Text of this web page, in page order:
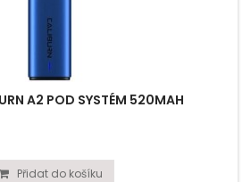
A2 POD SYSTÉM 520MAH
Přidat do košíku